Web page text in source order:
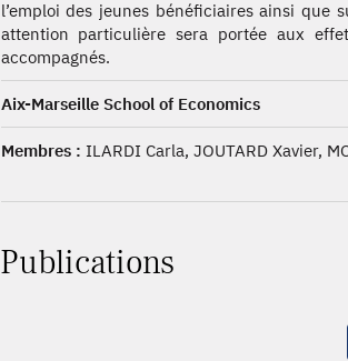
l’emploi des jeunes bénéficiaires ainsi que
attention particulière sera portée aux
accompagnés.
Aix-Marseille School of Economics
Membres : ILARDI Carla, JOUTARD Xavier,
Publications